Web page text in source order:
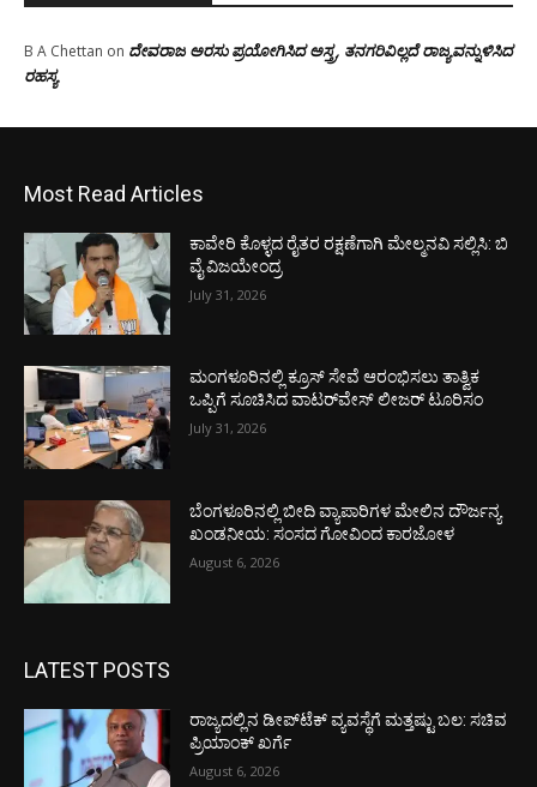
B A Chettan on ದೇವರಾಜ ಅರಸು ಪ್ರಯೋಗಿಸಿದ ಅಸ್ತ್ರ, ತನಗರಿವಿಲ್ಲದೆ ರಾಜ್ಯವನ್ನುಳಿಸಿದ
ರಹಸ್ಯ
Most Read Articles
ಕಾವೇರಿ ಕೊಳ್ಳದ ರೈತರ ರಕ್ಷಣೆಗಾಗಿ ಮೇಲ್ಮನವಿ ಸಲ್ಲಿಸಿ: ಬಿ
ವೈ ವಿಜಯೇಂದ್ರ
July 31, 2026
ಮಂಗಳೂರಿನಲ್ಲಿ ಕ್ರೂಸ್ ಸೇವೆ ಆರಂಭಿಸಲು ತಾತ್ವಿಕ
ಒಪ್ಪಿಗೆ ಸೂಚಿಸಿದ ವಾಟರ್‌ವೇಸ್ ಲೀಜರ್ ಟೂರಿಸಂ
July 31, 2026
ಬೆಂಗಳೂರಿನಲ್ಲಿ ಬೀದಿ ವ್ಯಾಪಾರಿಗಳ ಮೇಲಿನ ದೌರ್ಜನ್ಯ
ಖಂಡನೀಯ: ಸಂಸದ ಗೋವಿಂದ ಕಾರಜೋಳ
August 6, 2026
LATEST POSTS
ರಾಜ್ಯದಲ್ಲಿನ ಡೀಪ್‌ಟೆಕ್‌ ವ್ಯವಸ್ಥೆಗೆ ಮತ್ತಷ್ಟು ಬಲ: ಸಚಿವ
ಪ್ರಿಯಾಂಕ್ ಖರ್ಗೆ
August 6, 2026